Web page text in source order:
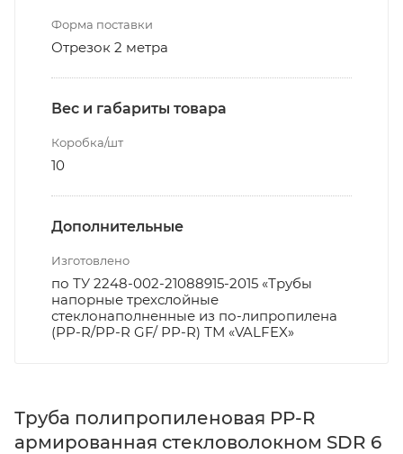
Форма поставки
Отрезок 2 метра
Вес и габариты товара
Коробка/шт
10
Дополнительные
Изготовлено
по ТУ 2248-002-21088915-2015 «Трубы
напорные трехслойные
стеклонаполненные из по-липропилена
(PP-R/PP-R GF/ PP-R) ТМ «VALFEX»
Труба полипропиленовая PP-R
армированная стекловолокном SDR 6